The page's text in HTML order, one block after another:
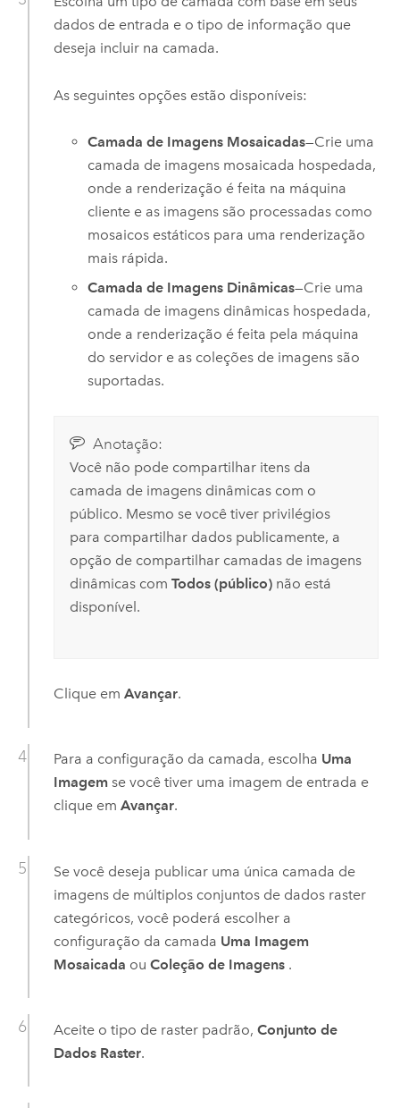
dados de entrada e o tipo de informação que
deseja incluir na camada.
As seguintes opções estão disponíveis:
Camada de Imagens Mosaicadas—Crie uma
camada de imagens mosaicada hospedada,
onde a renderização é feita na máquina
cliente e as imagens são processadas como
mosaicos estáticos para uma renderização
mais rápida.
Camada de Imagens Dinâmicas—Crie uma
camada de imagens dinâmicas hospedada,
onde a renderização é feita pela máquina
do servidor e as coleções de imagens são
suportadas.
Anotação:
Você não pode compartilhar itens da
camada de imagens dinâmicas com o
público. Mesmo se você tiver privilégios
para compartilhar dados publicamente, a
opção de compartilhar camadas de imagens
dinâmicas com Todos (público)não está
disponível.
Clique em Avançar.
Para a configuração da camada, escolha Uma
Imagemse você tiver uma imagem de entrada e
clique em Avançar.
Se você deseja publicar uma única camada de
imagens de múltiplos conjuntos de dados raster
categóricos, você poderá escolher a
configuração da camada Uma Imagem
Mosaicada ou Coleção de Imagens.
Aceite o tipo de raster padrão, Conjunto de
Dados Raster.